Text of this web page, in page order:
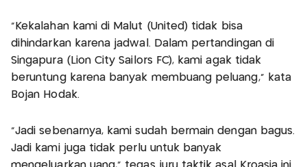
“Kekalahan kami di Malut (United) tidak bisa
dihindarkan karena jadwal. Dalam pertandingan di
Singapura (Lion City Sailors FC), kami agak tidak
beruntung karena banyak membuang peluang,” kata
Bojan Hodak.
“Jadi sebenarnya, kami sudah bermain dengan bagus.
Jadi kami juga tidak perlu untuk banyak